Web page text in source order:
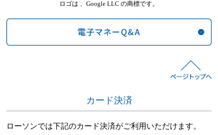
ロゴは 、Google LLC の商標です。
カード決済
ローソンでは下記のカード決済がご利用いただけます。